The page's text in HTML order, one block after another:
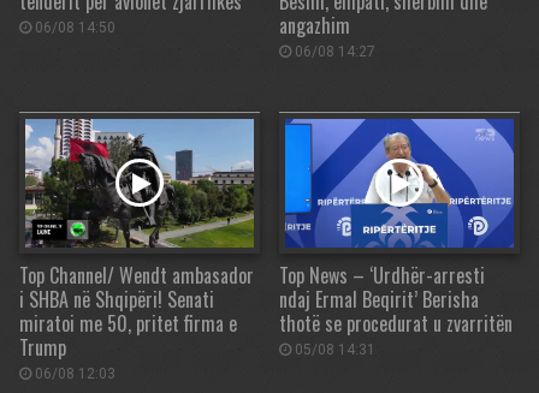
06/08 14:50
angazhim
06/08 14:27
Top Channel/ Wendt ambasador
i SHBA në Shqipëri! Senati
miratoi me 50, pritet firma e
Trump
06/08 12:03
Top News – ‘Urdhër-arresti
ndaj Ermal Beqirit’ Berisha
thotë se procedurat u zvarritën
05/08 14:31